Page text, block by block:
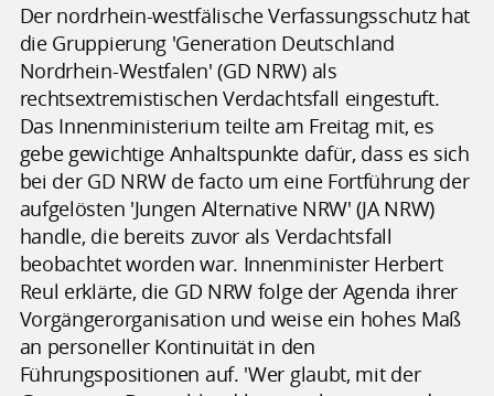
Der nordrhein-westfälische Verfassungsschutz hat
die Gruppierung 'Generation Deutschland
Nordrhein-Westfalen' (GD NRW) als
rechtsextremistischen Verdachtsfall eingestuft.
Das Innenministerium teilte am Freitag mit, es
gebe gewichtige Anhaltspunkte dafür, dass es sich
bei der GD NRW de facto um eine Fortführung der
aufgelösten 'Jungen Alternative NRW' (JA NRW)
handle, die bereits zuvor als Verdachtsfall
beobachtet worden war. Innenminister Herbert
Reul erklärte, die GD NRW folge der Agenda ihrer
Vorgängerorganisation und weise ein hohes Maß
an personeller Kontinuität in den
Führungspositionen auf. 'Wer glaubt, mit der